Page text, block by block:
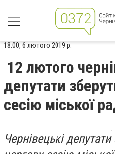
18:00, 6 лютого 2019 р.
12 лютого
депутати
сесію міської
Чернівецькі